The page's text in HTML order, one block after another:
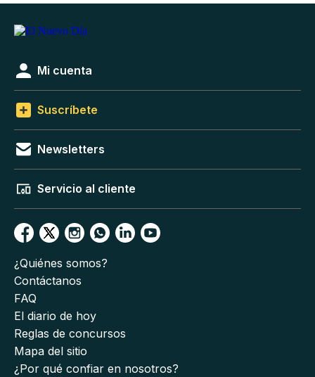
Mi cuenta
Suscríbete
Newsletters
Servicio al cliente
¿Quiénes somos?
Contáctanos
FAQ
El diario de hoy
Reglas de concursos
Mapa del sitio
¿Por qué confiar en nosotros?